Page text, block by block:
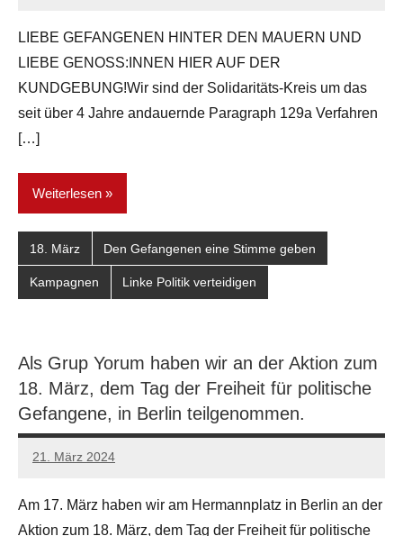
LIEBE GEFANGENEN HINTER DEN MAUERN UND
LIEBE GENOSS:INNEN HIER AUF DER
KUNDGEBUNG!Wir sind der Solidaritäts-Kreis um das
seit über 4 Jahre andauernde Paragraph 129a Verfahren
[…]
Weiterlesen
18. März Den Gefangenen eine Stimme geben
Kampagnen Linke Politik verteidigen
Als Grup Yorum haben wir an der Aktion zum
18. März, dem Tag der Freiheit für politische
Gefangene, in Berlin teilgenommen.
21. März 2024
network
Am 17. März haben wir am Hermannplatz in Berlin an der
Aktion zum 18. März, dem Tag der Freiheit für politische